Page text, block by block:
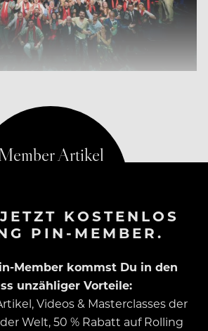
KOSTENLOS
PIN-MEMBER.
Member kommst Du in den
unzähliger Vorteile:
Videos & Masterclasses der
Welt, 50 % Rabatt auf Rolling